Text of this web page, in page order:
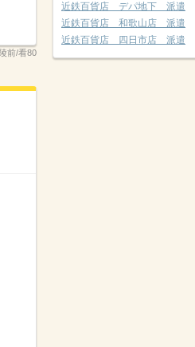
前/看80
近鉄百貨店 デパ地下 派遣
近鉄百貨店 和歌山店 派遣
近鉄百貨店 四日市店 派遣